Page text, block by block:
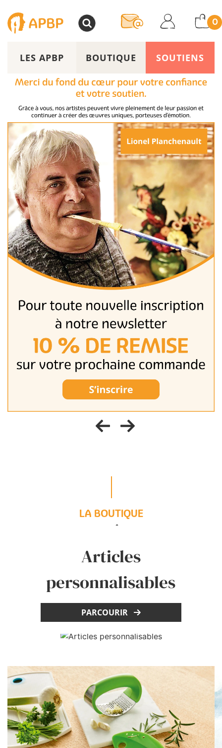
0
LES APBP BOUTIQUE SOUTIENS
LA BOUTIQUE
Les catégories
phares
Maison & Vie pratique
PARCOURIR
Articles
personnalisables
PARCOURIR